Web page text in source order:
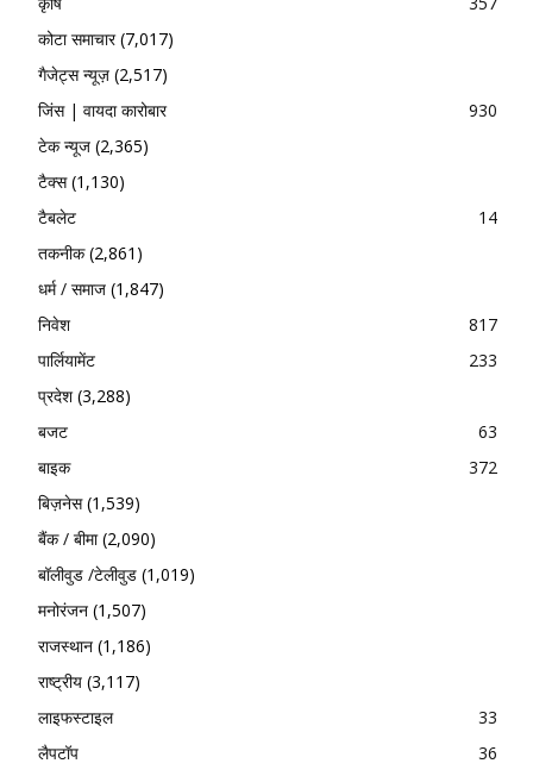
कोटा समाचार(7,017)
गैजेट्स न्यूज़ (2,517)
जिंस | वायदा कारोबार
930
टेक न्यूज (2,365)
टैक्स(1,130)
टैबलेट
14
तकनीक(2,861)
धर्म / समाज (1,847)
निवेश
817
पार्लियामेंट
233
प्रदेश(3,288)
बजट
63
बाइक
372
बिज़नेस(1,539)
बैंक / बीमा(2,090)
बॉलीवुड /टेलीवुड (1,019)
मनोरंजन (1,507)
राजस्थान (1,186)
राष्ट्रीय (3,117)
लाइफस्टाइल
33
लैपटॉप
36